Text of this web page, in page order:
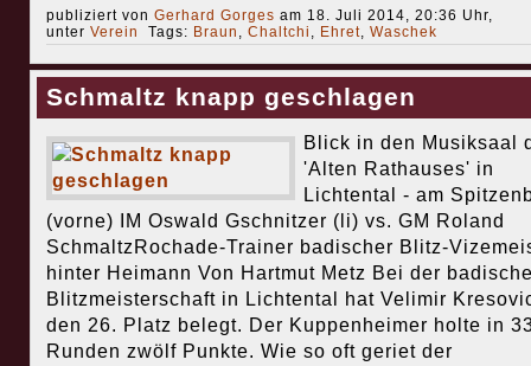
publiziert von Gerhard Gorges am 18. Juli 2014, 20:36 Uhr,
unter Verein Tags: Braun , Chaltchi , Ehret, Waschek
Schmaltz knapp geschlagen
Blick in den Musiksaal
'Alten Rathauses' in
Lichtental - am
(vorne) IM Oswald Gschnitzer (li) vs. GM Roland
SchmaltzRochade-Trainer badischer Blitz-
hinter Heimann Von Hartmut Metz Bei der
Blitzmeisterschaft in Lichtental hat Velimir
den 26. Platz belegt. Der Kuppenheimer holte in
Runden zwölf Punkte. Wie so oft geriet der